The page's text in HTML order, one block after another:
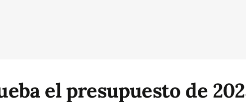
el presupuesto de